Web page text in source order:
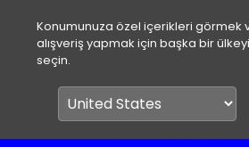
Konumunuza özel içerikleri görmek
alışveriş yapmak için başka bir
seçin.